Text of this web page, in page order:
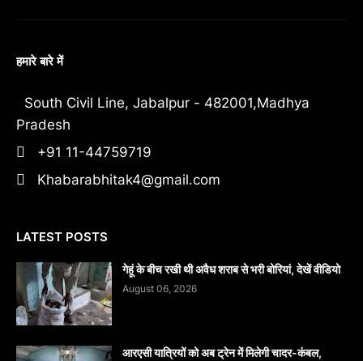
हमारे बारे में
South Civil Line, Jabalpur - 482001,Madhya
Pradesh
+91 11-44759719
Khabarabhitak4@gmail.com
LATEST POSTS
गेहूं के बीच रखी थी अवैध शराब से भरी बोरियां, देखें वीडियो
August 06, 2026
आरएसी यात्रियों को अब ट्रेन में मिलेगी चादर-कंबल,